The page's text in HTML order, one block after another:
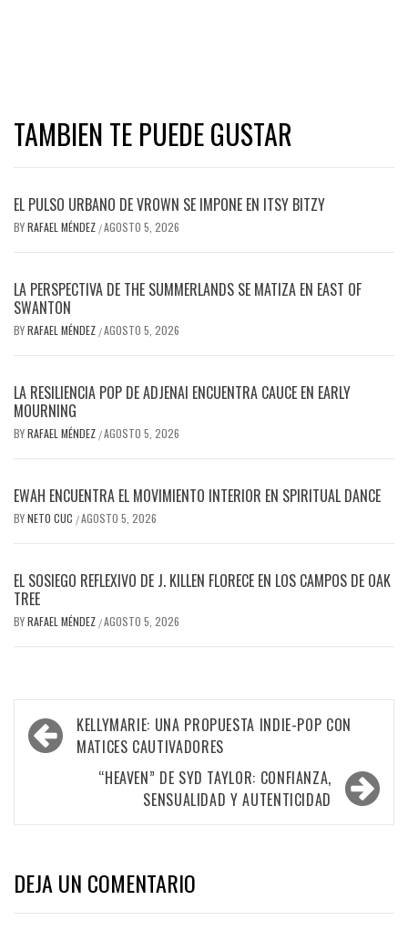
TAMBIEN TE PUEDE GUSTAR
EL PULSO URBANO DE VROWN SE IMPONE EN ITSY BITZY
BYRAFAEL MÉNDEZ /AGOSTO 5, 2026
LA PERSPECTIVA DE THE SUMMERLANDS SE MATIZA EN EAST OF
SWANTON
BYRAFAEL MÉNDEZ /AGOSTO 5, 2026
LA RESILIENCIA POP DE ADJENAI ENCUENTRA CAUCE EN EARLY
MOURNING
BYRAFAEL MÉNDEZ /AGOSTO 5, 2026
EWAH ENCUENTRA EL MOVIMIENTO INTERIOR EN SPIRITUAL DANCE
BYNETO CUC /AGOSTO 5, 2026
EL SOSIEGO REFLEXIVO DE J. KILLEN FLORECE EN LOS CAMPOS DE OAK
TREE
BYRAFAEL MÉNDEZ /AGOSTO 5, 2026
Navegación
de
entradas
KELLYMARIE: UNA PROPUESTA INDIE-POP CON
MATICES CAUTIVADORES
“HEAVEN” DE SYD TAYLOR: CONFIANZA,
SENSUALIDAD Y AUTENTICIDAD
DEJA UN COMENTARIO